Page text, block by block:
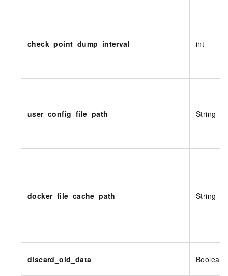
check_point_dump_interval int
user_config_file_path String
docker_file_cache_path String
discard_old_data Boolean